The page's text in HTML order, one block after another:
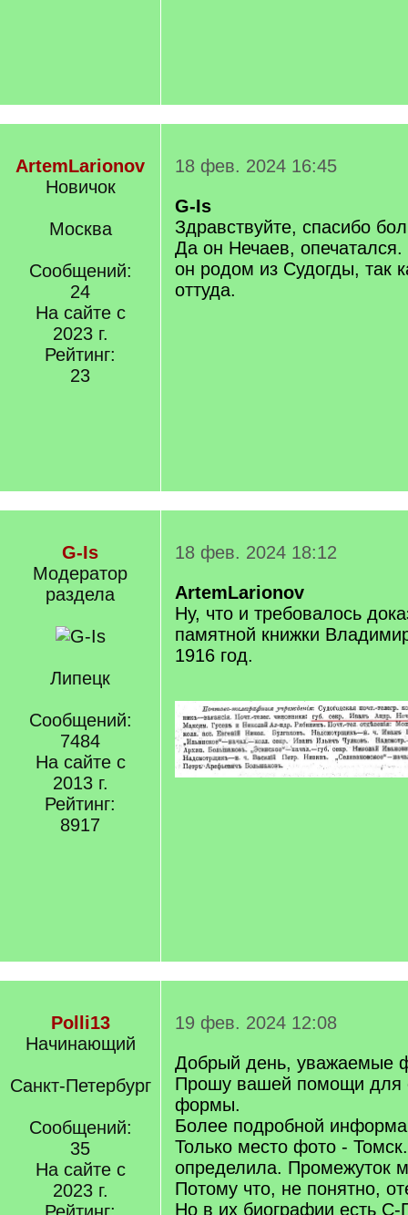
ArtemLarionov
Новичок
Москва
Сообщений:
24
На сайте с
2023 г.
Рейтинг:
23
18 фев. 2024 16:45
G-Is
Здравствуйте, спасибо
Да он Нечаев,
он родом из Судогды, так
оттуда.
G-Is
Модератор
раздела
Липецк
Сообщений:
7484
На сайте с
2013 г.
Рейтинг:
8917
18 фев. 2024 18:12
ArtemLarionov
Ну, что и требовалось
памятной книжки
1916 год.
Polli13
Начинающий
Санкт-Петербург
Сообщений:
35
На сайте с
2023 г.
19 фев. 2024 12:08
Добрый день, уважаемые
Прошу вашей помощи для
формы.
Более подробной
Только место фото -
определила. Промежуток
Потому что, не понятно,
Но в их биографии есть С-